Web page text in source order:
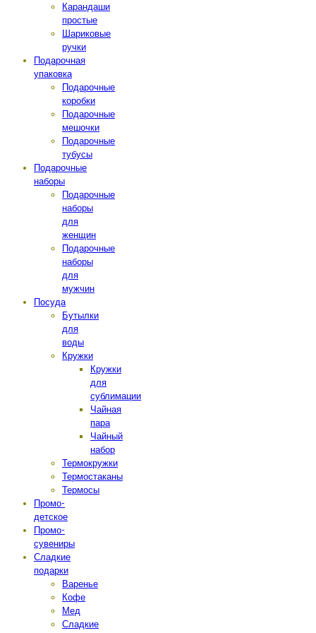
Карандаши
простые
Шариковые
ручки
Подарочная
упаковка
Подарочные
коробки
Подарочные
мешочки
Подарочные
тубусы
Подарочные
наборы
Подарочные
наборы
для
женщин
Подарочные
наборы
для
мужчин
Посуда
Бутылки
для
воды
Кружки
Кружки
для
сублимации
Чайная
пара
Чайный
набор
Термокружки
Термостаканы
Термосы
Промо-
детское
Промо-
сувениры
Сладкие
подарки
Варенье
Кофе
Мед
Сладкие